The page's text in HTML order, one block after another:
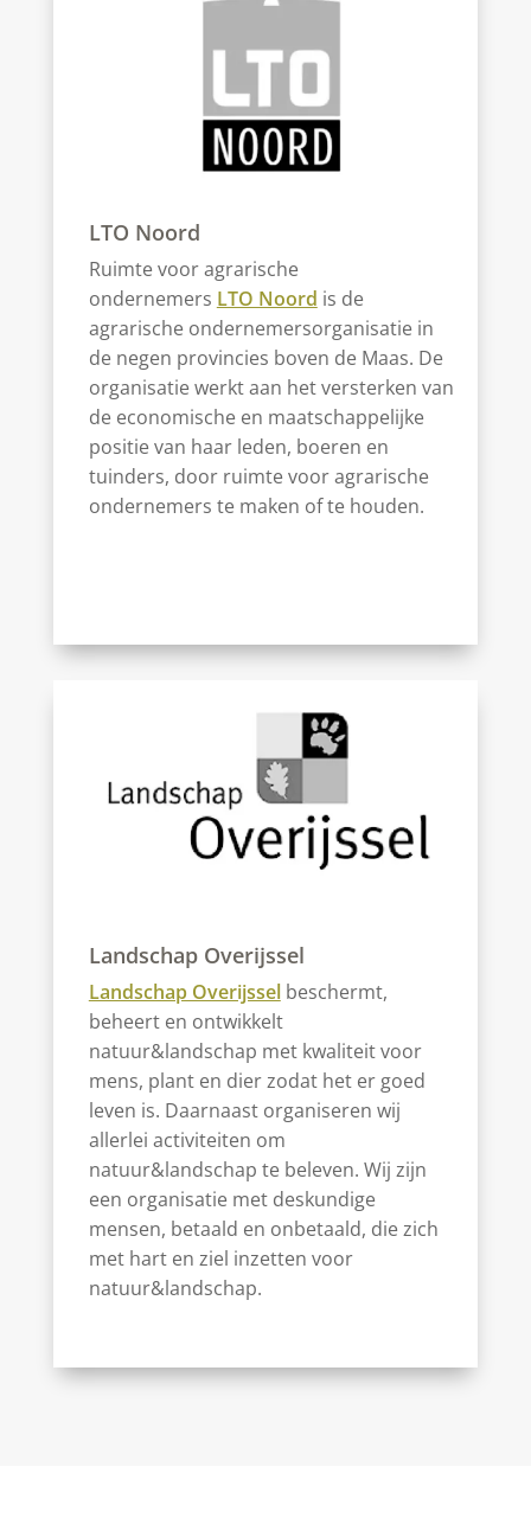
LTO Noord
Ruimte voor agrarische
ondernemers LTO Noord is de
agrarische ondernemersorganisatie in
de negen provincies boven de Maas. De
organisatie werkt aan het versterken van
de economische en maatschappelijke
positie van haar leden, boeren en
tuinders, door ruimte voor agrarische
ondernemers te maken of te houden.
Landschap Overijssel
Landschap Overijsselbeschermt,
beheert en ontwikkelt
natuur&landschap met kwaliteit voor
mens, plant en dier zodat het er goed
leven is. Daarnaast organiseren wij
allerlei activiteiten om
natuur&landschap te beleven. Wij zijn
een organisatie met deskundige
mensen, betaald en onbetaald, die zich
met hart en ziel inzetten voor
natuur&landschap.